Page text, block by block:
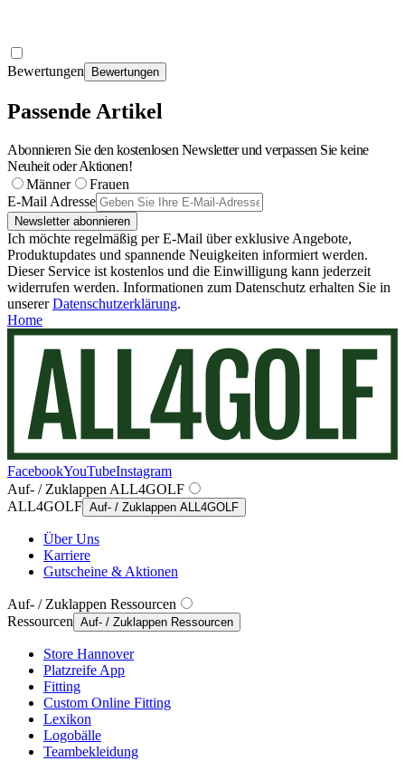
Bewertungen Bewertungen
Passende Artikel
Abonnieren Sie den kostenlosen Newsletter und verpassen Sie keine
Neuheit oder Aktionen!
Männer
Frauen
E-Mail Adresse
Newsletter abonnieren
Ich möchte regelmäßig per E-Mail über exklusive Angebote,
Produktupdates und spannende Neuigkeiten informiert werden.
Dieser Service ist kostenlos und die Einwilligung kann jederzeit
widerrufen werden. Informationen zum Datenschutz erhalten Sie in
unsererDatenschutzerklärung.
Home
FacebookYouTubeInstagram
Auf- / Zuklappen ALL4GOLF
ALL4GOLF Auf- / Zuklappen ALL4GOLF
Über Uns
Karriere
Gutscheine & Aktionen
Auf- / Zuklappen Ressourcen
Ressourcen Auf- / Zuklappen Ressourcen
Store Hannover
Platzreife App
Fitting
Custom Online Fitting
Lexikon
Logobälle
Teambekleidung